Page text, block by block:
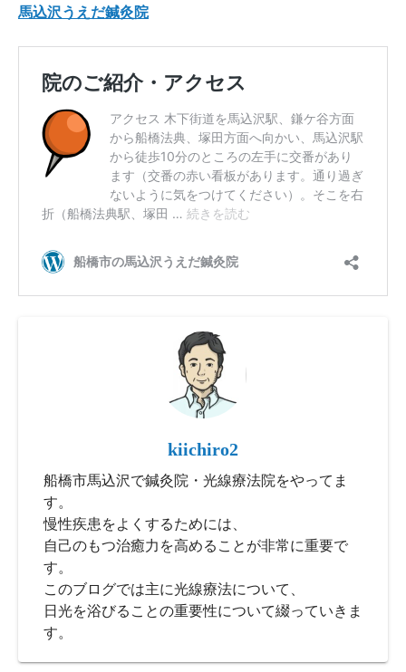
馬込沢うえだ鍼灸院
kiichiro2
船橋市馬込沢で鍼灸院・光線療法院をやってま
す。
慢性疾患をよくするためには、
自己のもつ治癒力を高めることが非常に重要で
す。
このブログでは主に光線療法について、
日光を浴びることの重要性について綴っていきま
す。